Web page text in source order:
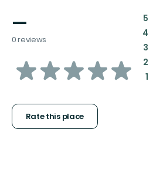
—
0 reviews
of
stars
Rate this place
5:
4:
3:
2:
1: